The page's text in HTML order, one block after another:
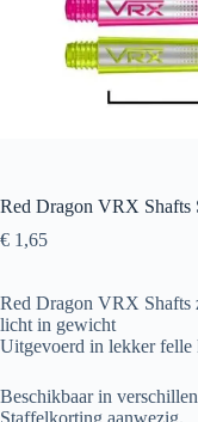
Red Dragon VRX Shafts
€ 1,65
Red Dragon VRX Shafts
licht in gewicht
Uitgevoerd in lekker felle
Beschikbaar in